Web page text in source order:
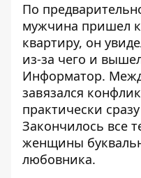
По
мужчина пришел
квартиру, он
из-за чего и
Информатор.
завязался
практически
Закончилось все
женщины
любовника.